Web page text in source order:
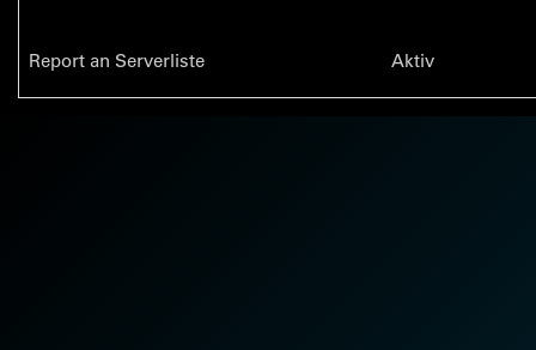
Report an Serverliste Aktiv